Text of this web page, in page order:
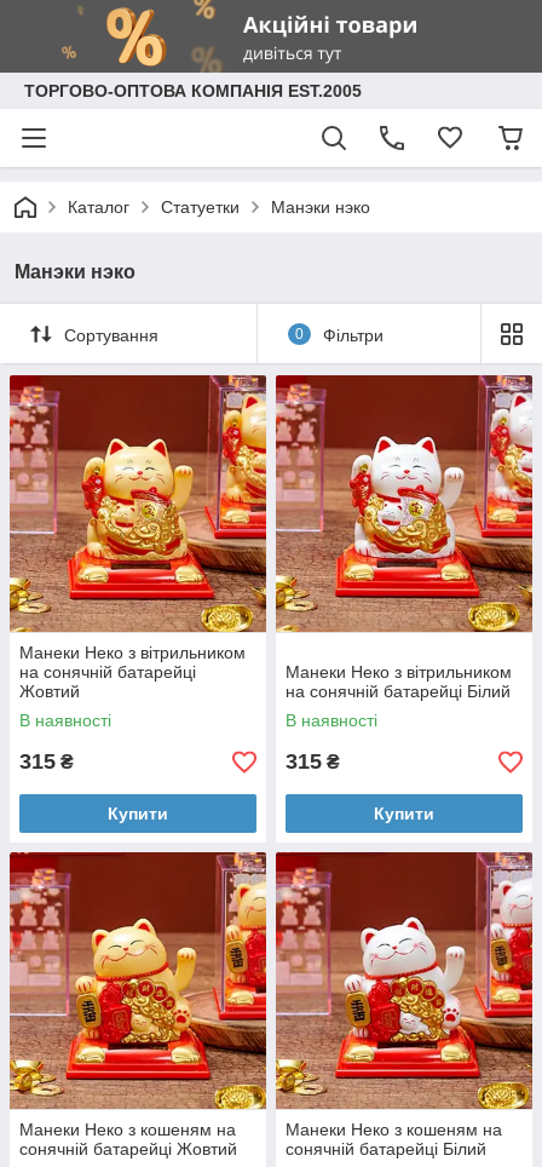
ТОРГОВО-ОПТОВА КОМПАНІЯ EST.2005
Каталог Статуетки Манэки нэко
Манэки нэко
Сортування 0 Фільтри
Манеки Неко з вітрильником
на сонячній батарейці
Жовтий
В наявності
315 ₴
Купити
Манеки Неко з вітрильником
на сонячній батарейці Білий
В наявності
315 ₴
Купити
Манеки Неко з кошеням на
сонячній батарейці Жовтий
Манеки Неко з кошеням на
сонячній батарейці Білий